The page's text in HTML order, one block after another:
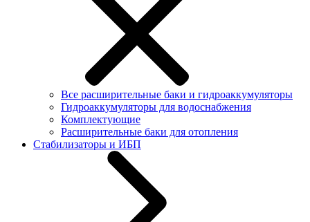
Все расширительные баки и гидроаккумуляторы
Гидроаккумуляторы для водоснабжения
Комплектующие
Расширительные баки для отопления
Стабилизаторы и ИБП